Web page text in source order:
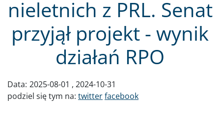
nieletnich z PRL. Senat
przyjął projekt - wynik
działań RPO
Data: 2025-08-01
2024-10-31
podziel się tym na: twitterfacebook